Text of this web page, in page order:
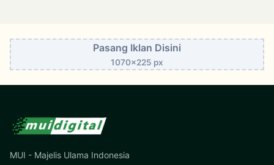
Pasang Iklan Disini
1070x225 px
MUI - Majelis Ulama Indonesia